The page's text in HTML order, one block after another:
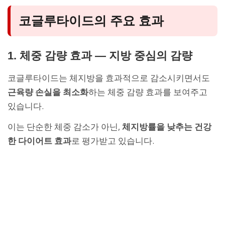
코글루타이드의 주요 효과
1. 체중 감량 효과 — 지방 중심의 감량
코글루타이드는 체지방을 효과적으로 감소시키면서도
근육량 손실을 최소화하는 체중 감량 효과를 보여주고
있습니다.
이는 단순한 체중 감소가 아닌, 체지방률을 낮추는 건강
한 다이어트 효과로 평가받고 있습니다.